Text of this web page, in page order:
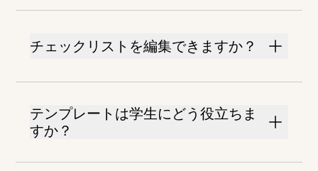
チェックリストを編集できますか？
テンプレートは学生にどう役立ちま
すか？